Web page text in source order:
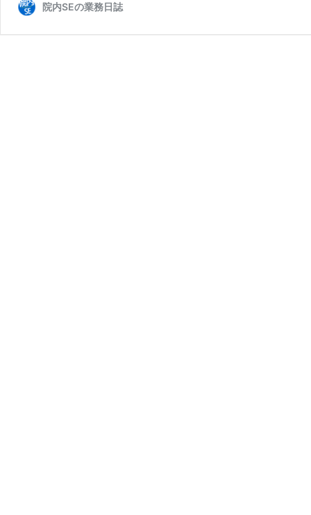
院内SEの業務日誌